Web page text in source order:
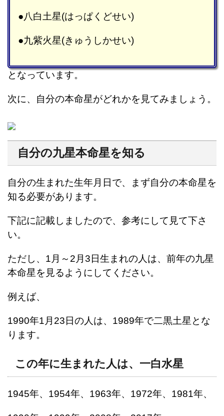
●八白土星(はっぱくどせい)
●九紫火星(きゅうしかせい)
となっています。
次に、自分の本命星がどれかを見てみましょう。
自分の九星本命星を知る
自分の生まれた生年月日で、まず自分の本命星を
知る必要があります。
下記に記載しましたので、参考にして見て下さ
い。
ただし、1月～2月3日生まれの人は、前年の九星
本命星を見るようにしてください。
例えば、
1990年1月23日の人は、1989年で二黒土星とな
ります。
この年に生まれた人は、一白水星
1945年、1954年、1963年、1972年、1981年、